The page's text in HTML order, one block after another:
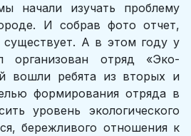
начали изучать проблему
И собрав фото отчет,
существует. А в этом году у
отряд «Эко-
вошли ребята из вторых и
формирования отряда в
уровень экологического
бережливого отношения к